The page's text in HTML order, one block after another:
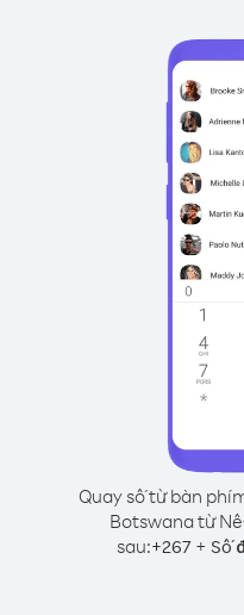
Quay số từ bàn
Botswana từ
sau:+267 + Số